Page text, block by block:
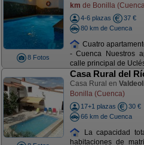
8 Fotos
km de Bonilla
4-6 plazas
37 €
80 km de Cuenca
Cuatro
- Cuenca Nuestros
calle principal de
Casa Rural del
Casa Rural en
Bonilla (Cuenca)
17+1 plazas
30 €
66 km de Cuenca
La capacidad
habitaciones de